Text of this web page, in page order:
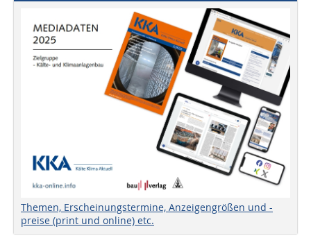
Themen, Erscheinungstermine, Anzeigengrößen und -
preise (print und online) etc.